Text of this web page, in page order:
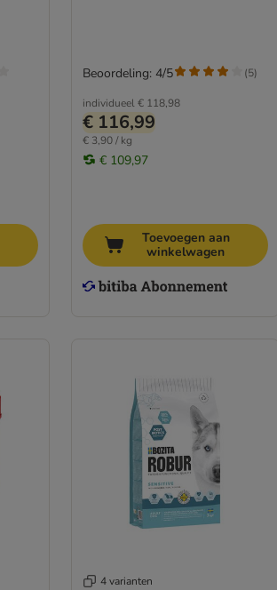
individueel € 118,98
€ 116,99
€ 3,90 / kg
€ 109,97
Beoordeling: 4/5 (5)
Toevoegen aan
winkelwagen
4 varianten